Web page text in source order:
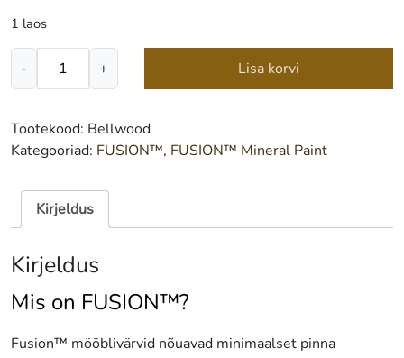
1 laos
-
FUSION™
Bellwood
500
kogus
+ Lisa korvi
Tootekood: Bellwood
Kategooriad: FUSION™, FUSION™ Mineral Paint
Kirjeldus
Kirjeldus
Mis on FUSION™?
Fusion™ mööblivärvid nõuavad minimaalset pinna